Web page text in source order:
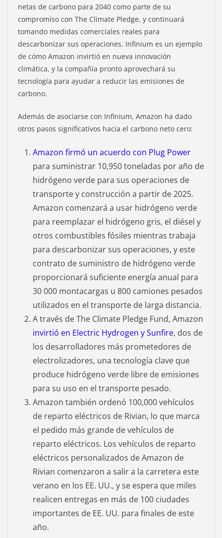
netas de carbono para 2040 como parte de su
compromiso con The Climate Pledge, y continuará
tomando medidas comerciales reales para
descarbonizar sus operaciones. Infinium es un ejemplo
de cómo Amazon invirtió en nueva innovación
climática, y la compañía pronto aprovechará su
tecnología para ayudar a reducir las emisiones de
carbono.
Además de asociarse con Infinium, Amazon ha dado
otros pasos significativos hacia el carbono neto cero:
Amazon firmó un acuerdo con Plug Power
para suministrar 10,950 toneladas por año de
hidrógeno verde para sus operaciones de
transporte y construcción a partir de 2025.
Amazon comenzará a usar hidrógeno verde
para reemplazar el hidrógeno gris, el diésel y
otros combustibles fósiles mientras trabaja
para descarbonizar sus operaciones, y este
contrato de suministro de hidrógeno verde
proporcionará suficiente energía anual para
30 000 montacargas u 800 camiones pesados
​​utilizados en el transporte de larga distancia.
A través de The Climate Pledge Fund, Amazon
invirtió en Electric Hydrogen y Sunfire, dos de
los desarrolladores más prometedores de
electrolizadores, una tecnología clave que
produce hidrógeno verde libre de emisiones
para su uso en el transporte pesado.
Amazon también ordenó 100,000 vehículos
de reparto eléctricos de Rivian, lo que marca
el pedido más grande de vehículos de
reparto eléctricos. Los vehículos de reparto
eléctricos personalizados de Amazon de
Rivian comenzaron a salir a la carretera este
verano en los EE. UU., y se espera que miles
realicen entregas en más de 100 ciudades
importantes de EE. UU. para finales de este
año.